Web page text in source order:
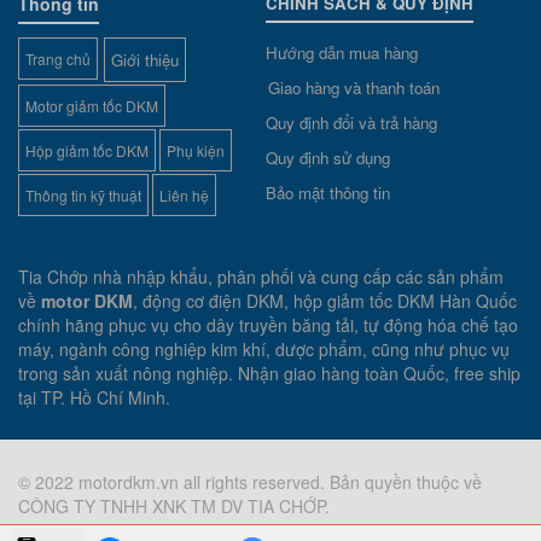
Trang chủ Giới thiệu
Motor giảm tốc DKM
Hộp giảm tốc DKM Phụ kiện
Thông tin kỹ thuật Liên hệ
Hướng dẫn mua hàng
Giao hàng và thanh toán
Quy định đổi và trả hàng
Quy định sử dụng
Bảo mật thông tin
Tia Chớp nhà nhập khẩu, phân phối và cung cấp các sản phẩm
về motor DKM, động cơ điện DKM, hộp giảm tốc DKM Hàn Quốc
chính hãng phục vụ cho dây truyền băng tải, tự động hóa chế tạo
máy, ngành công nghiệp kim khí, dược phẩm, cũng như phục vụ
trong sản xuất nông nghiệp. Nhận giao hàng toàn Quốc, free ship
tại TP. Hồ Chí Minh.
© 2022 motordkm.vn all rights reserved. Bản quyền thuộc về
CÔNG TY TNHH XNK TM DV TIA CHỚP.